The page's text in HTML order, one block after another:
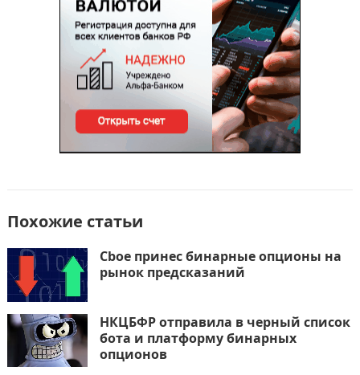
т
ь
Похожие статьи
Cboe принес бинарные опционы на
рынок предсказаний
НКЦБФР отправила в черный список
бота и платформу бинарных
опционов